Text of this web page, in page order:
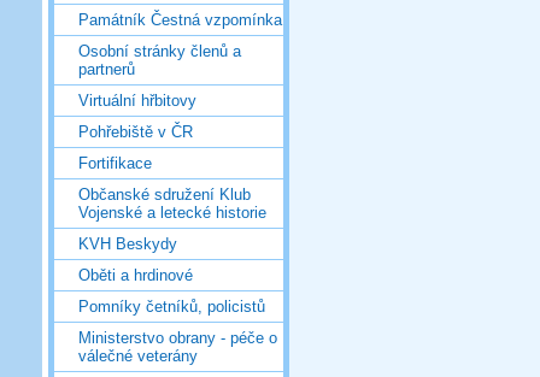
Památník Čestná vzpomínka
Osobní stránky členů a
partnerů
Virtuální hřbitovy
Pohřebiště v ČR
Fortifikace
Občanské sdružení Klub
Vojenské a letecké historie
KVH Beskydy
Oběti a hrdinové
Pomníky četníků, policistů
Ministerstvo obrany - péče o
válečné veterány